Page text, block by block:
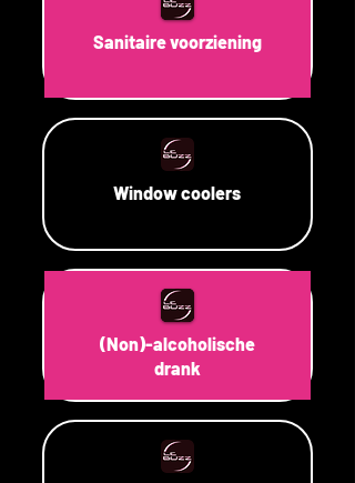
Sanitaire voorziening
Window coolers
(Non)-alcoholische
drank